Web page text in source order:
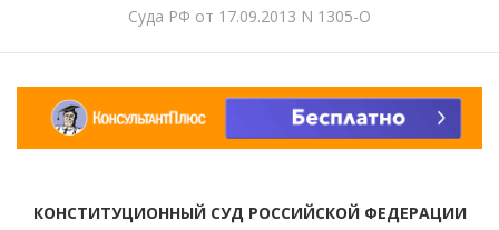
Суда РФ от 17.09.2013 N 1305-О
КОНСТИТУЦИОННЫЙ СУД РОССИЙСКОЙ ФЕДЕРАЦИИ